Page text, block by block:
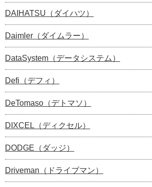
DAIHATSU（ダイハツ）
Daimler（ダイムラー）
DataSystem（データシステム）
Defi（デフィ）
DeTomaso（デトマソ）
DIXCEL（ディクセル）
DODGE（ダッジ）
Driveman（ドライブマン）